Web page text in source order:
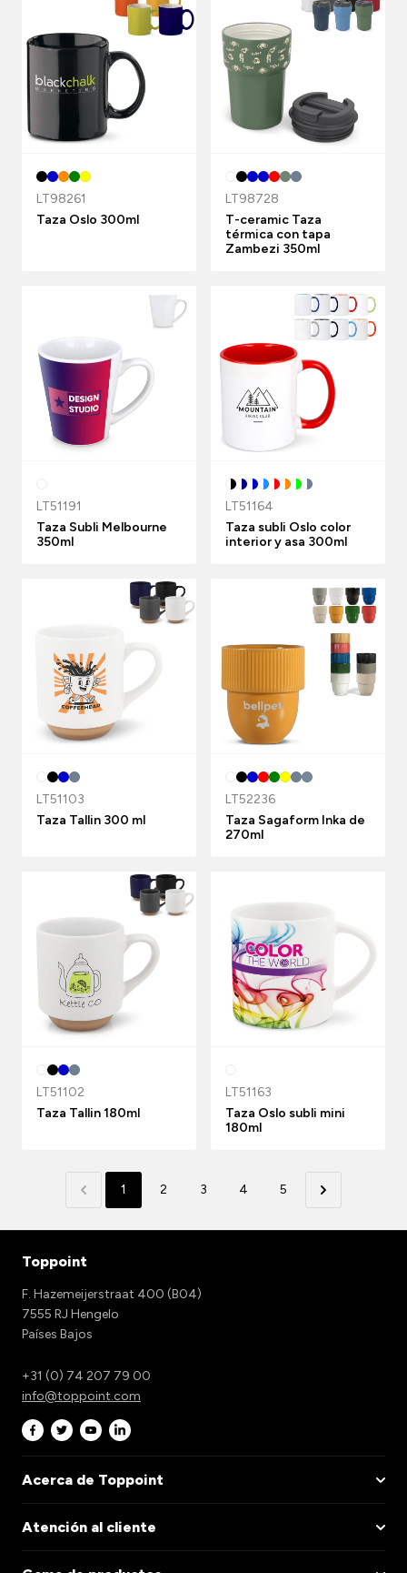
LT98261
Taza Oslo 300ml
LT98728
T-ceramic Taza
térmica con tapa
Zambezi 350ml
LT51191
Taza Subli Melbourne
350ml
LT51164
Taza subli Oslo color
interior y asa 300ml
LT51103
Taza Tallin 300 ml
LT52236
Taza Sagaform Inka de
270ml
LT51102
Taza Tallin 180ml
LT51163
Taza Oslo subli mini
180ml
1 2 3 4 5
Toppoint
F. Hazemeijerstraat 400 (B04)
7555 RJ Hengelo
Países Bajos
+31 (0) 74 207 79 00
info@toppoint.com
Acerca de Toppoint
Atención al cliente